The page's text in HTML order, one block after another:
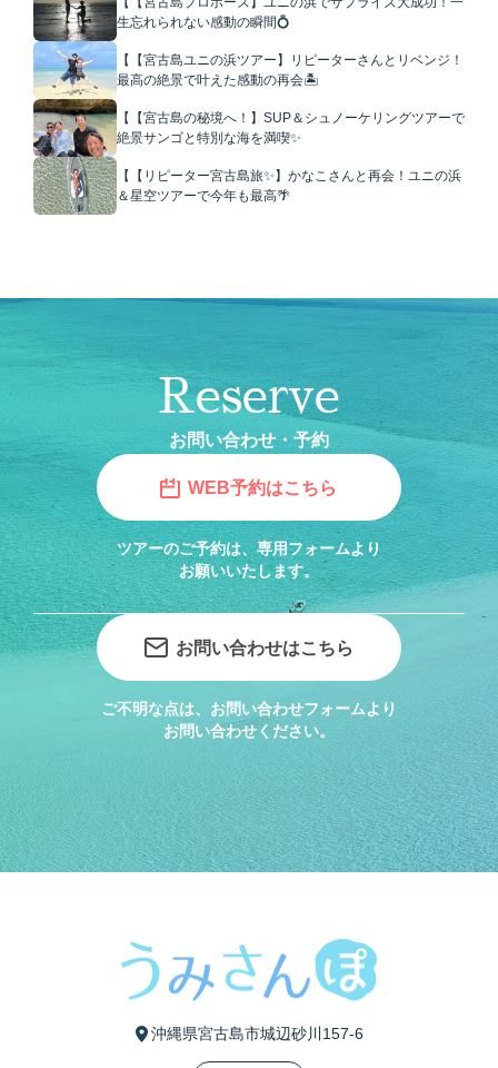
生忘れられない感動の瞬間💍
【【宮古島ユニの浜ツアー】リピーターさんとリベンジ！
最高の絶景で叶えた感動の再会🏝️
【【宮古島の秘境へ！】SUP＆シュノーケリングツアーで
絶景サンゴと特別な海を満喫✨
【【リピーター宮古島旅✨】かなこさんと再会！ユニの浜
＆星空ツアーで今年も最高🌴
Reserve
お問い合わせ・予約
WEB予約はこちら
ツアーのご予約は、専用フォームより
お願いいたします。
お問い合わせはこちら
ご不明な点は、お問い合わせフォームより
お問い合わせください。
沖縄県宮古島市城辺砂川157-6